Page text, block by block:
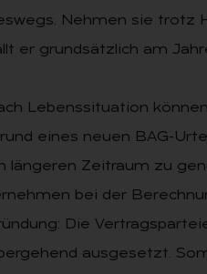
Nehmen sie trotz
er grundsätzlich am
Lebenssituation
eines neuen BAG-
längeren Zeitraum zu
bei der
Die
ausgesetzt.